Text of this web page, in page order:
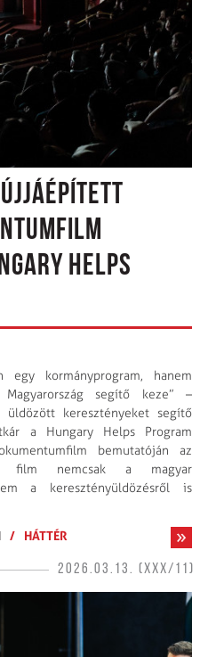
HELPS
kormányprogram, hanem
segítő keze” –
üldözött keresztényeket segítő
a Hungary Helps Program
bemutatóján az
film nemcsak a magyar
a keresztényüldözésről is
/ HÁTTÉR
2026.03.13. (XXX/11)